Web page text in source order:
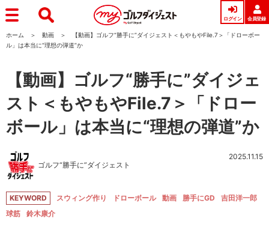
ログイン 会員登録
ホーム 動画
【動画】ゴルフ“勝手に”ダイジェスト＜もやもやFile.7＞「ドローボー
ル」は本当に“理想の弾道”か
【動画】ゴルフ“勝手に”ダイジェ
スト＜もやもやFile.7＞「ドロー
ボール」は本当に“理想の弾道”か
ゴルフ“勝手に”ダイジェスト
2025.11.15
KEYWORD スウィング作り ドローボール 動画 勝手にGD
吉田洋一郎
球筋
鈴木康介